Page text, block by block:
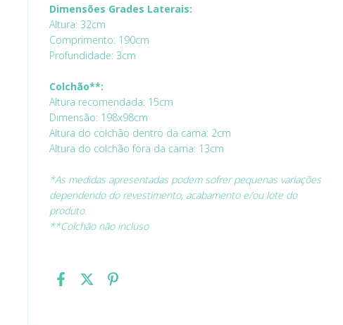
Dimensões Grades Laterais:
Altura: 32cm
Comprimento: 190cm
Profundidade: 3cm
Colchão**:
Altura recomendada: 15cm
Dimensão: 198x98cm
Altura do colchão dentro da cama: 2cm
Altura do colchão fora da cama: 13cm
*As medidas apresentadas podem sofrer pequenas variações
dependendo do revestimento, acabamento e/ou lote do
produto.
**Colchão não incluso